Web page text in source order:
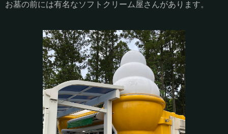
お墓の前には有名なソフトクリーム屋さんがあります。